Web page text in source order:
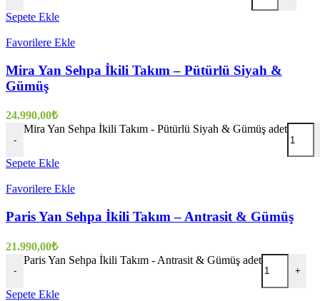
Sepete Ekle
Favorilere Ekle
Mira Yan Sehpa İkili Takım – Pütürlü Siyah &
Gümüş
24.990,00₺
-
Mira Yan Sehpa İkili Takım - Pütürlü Siyah & Gümüş adet
Sepete Ekle
Favorilere Ekle
Paris Yan Sehpa İkili Takım – Antrasit & Gümüş
21.990,00₺
-
Paris Yan Sehpa İkili Takım - Antrasit & Gümüş adet
+
Sepete Ekle